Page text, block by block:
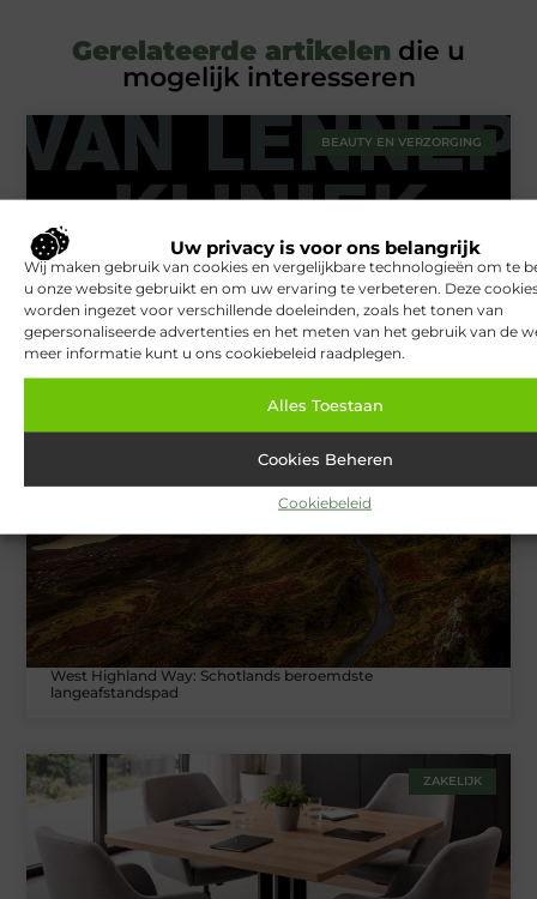
Uw privacy is voor ons belangrijk
Wij maken gebruik van cookies en vergelijkbare technologieën om te
u onze website gebruikt en om uw ervaring te verbeteren. Deze
worden ingezet voor verschillende doeleinden, zoals het tonen van
gepersonaliseerde advertenties en het meten van het gebruik van de
meer informatie kunt u ons cookiebeleid raadplegen.
Alles Toestaan
Cookies Beheren
Cookiebeleid
Gerelateerde artikelen die u
mogelijk interesseren
BEAUTY EN VERZORGING
Van Lennep Kliniek: Expertise en esthetiek in perfecte balans
West Highland Way: Schotlands beroemdste
langeafstandspad
ZAKELIJK